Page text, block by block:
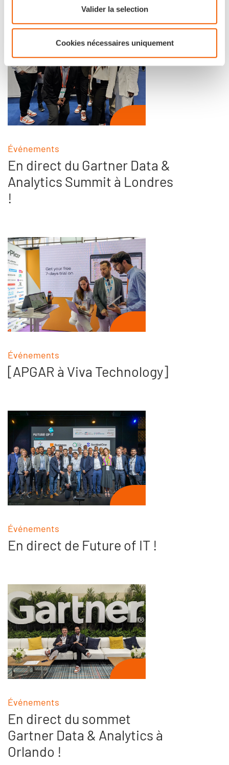
Valider la selection
Cookies nécessaires uniquement
Événements
En direct du Gartner Data &
Analytics Summit à Londres
!
Événements
[APGAR à Viva Technology]
Événements
En direct de Future of IT !
Événements
En direct du sommet
Gartner Data & Analytics à
Orlando !